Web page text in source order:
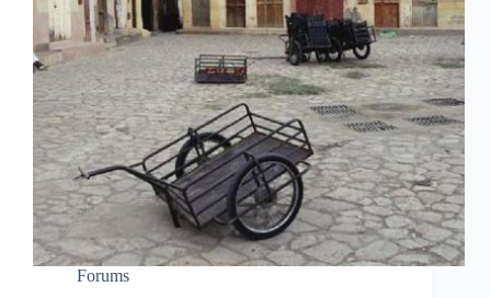
Forums